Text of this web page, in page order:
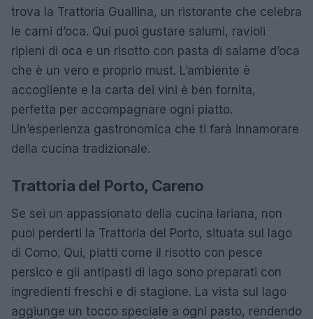
trova la Trattoria Guallina, un ristorante che celebra
le carni d’oca. Qui puoi gustare salumi, ravioli
ripieni di oca e un risotto con pasta di salame d’oca
che è un vero e proprio must. L’ambiente è
accogliente e la carta dei vini è ben fornita,
perfetta per accompagnare ogni piatto.
Un’esperienza gastronomica che ti farà innamorare
della cucina tradizionale.
Trattoria del Porto, Careno
Se sei un appassionato della cucina lariana, non
puoi perderti la Trattoria del Porto, situata sul lago
di Como. Qui, piatti come il risotto con pesce
persico e gli antipasti di lago sono preparati con
ingredienti freschi e di stagione. La vista sul lago
aggiunge un tocco speciale a ogni pasto, rendendo